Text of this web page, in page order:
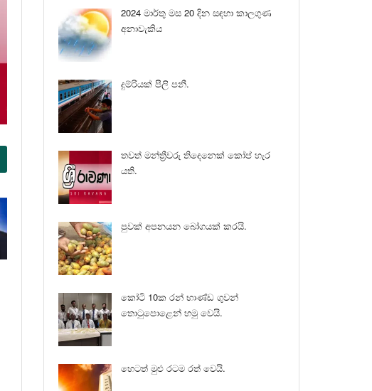
2024 මාර්තු මස 20 දින සඳහා කාලගුණ
අනාවැකිය
දුම්රියක් පීලි පනී.
තවත් මන්ත්‍රීවරු තිදෙනෙක් කෝප් හැර
යති.
පුවක් අපනයන බෝගයක් කරයි.
කෝටි 10ක රන් භාණ්ඩ ගුවන්
තොටුපොළෙන් හමු වෙයි.
හෙටත් මුළු රටම රත් වෙයි.